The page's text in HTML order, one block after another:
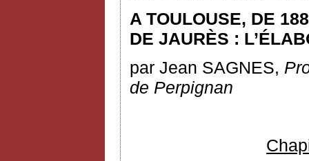
A TOULOUSE, DE
DE JAURÈS :
par Jean SAGNES,
de Perpignan